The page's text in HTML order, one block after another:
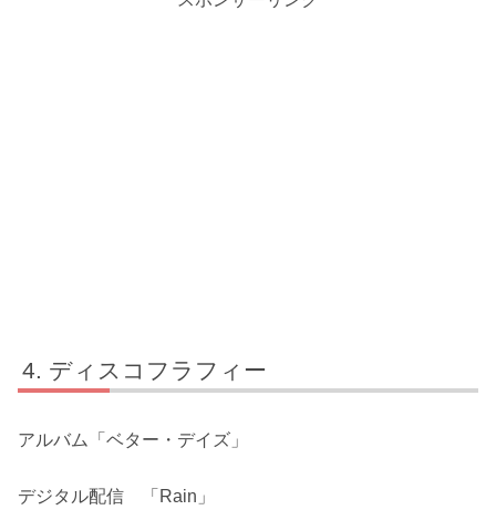
ディスコフラフィー
アルバム「ベター・デイズ」
デジタル配信 「Rain」